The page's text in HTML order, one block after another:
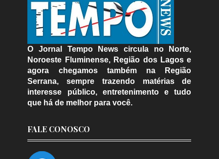
O Jornal Tempo News circula no Norte,
Noroeste Fluminense, Região dos Lagos e
agora chegamos também na Região
Serrana, sempre trazendo matérias de
interesse público, entretenimento e tudo
que há de melhor para você.
FALE CONOSCO